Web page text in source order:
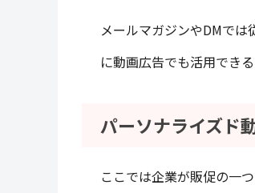
メールマガジンやDMで
に動画広告でも活用でき
パーソナライズド
ここでは企業が販促の一